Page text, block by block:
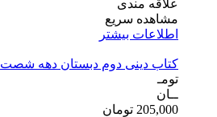
علاقه مندی
مشاهده سریع
اطلاعات بیشتر
کتاب دینی دوم دبستان دهه شصت
تومـ
ــان
205,000 تومان